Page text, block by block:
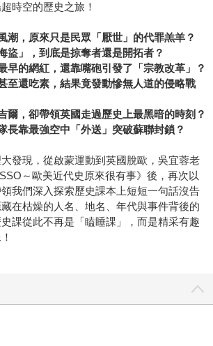
時空的歷史之旅！
潮，原來只是民眾「厭世」的代罪羔羊？
盜」，到底是掠奪者還是開拓者？
早的網紅，還靠嘴砲引發了「宗教改革」？
至還吃素，結果竟發動慘無人道的侵略戰
爾，卻帶領英國走過歷史上最黑暗的時刻？
長靠最強空中「外送」突破蘇聯封鎖？
發現，從啟蒙運動到英國脫歐，吳宜蓉老
～歐美近代史原來很有事》後，再次以
我們深入探索歷史課本上短短一句話沒告
在枯燥的人名、地名、年代與事件背後的
課從此不再是「瞌睡課」，而是精采有趣